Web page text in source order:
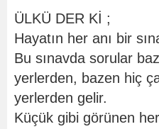
ÜLKÜ DER Kİ ;
Hayatın her anı bir
Bu sınavda sorular
yerlerden, bazen hiç
yerlerden gelir.
Küçük gibi görünen